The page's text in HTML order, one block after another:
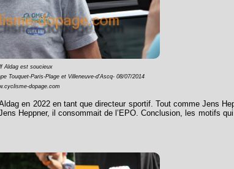
Aldag est soucieux
Touquet-Paris-Plage et Villeneuve-d'Ascq- 08/07/2014
dopage.com
en 2022 en tant que directeur sportif. Tout comme Jens
Heppner, il consommait de l’EPO. Conclusion, les motifs